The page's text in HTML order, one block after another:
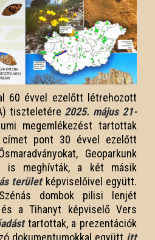
60 évvel ezelőtt létrehozott
tiszteletére 2025. május 21-
megemlékezést tartottak
címet pont 30 évvel ezelőtt
Geoparkunk
is meghívták, a két másik
területképviselőivel együtt.
dombok pilisi lenjét
a Tihanyt képviselő Vers
tartottak, a prezentációk
dokumentumokkal együtt itt